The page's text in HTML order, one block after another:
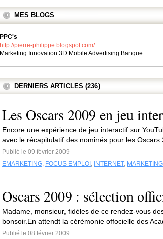
MES BLOGS
PPC's
http://pierre-philippe.blogspot.com/
Marketing Innovation 3D Mobile Advertising Banque
DERNIERS ARTICLES (236)
Les Oscars 2009 en jeu
Encore une expérience de jeu interactif sur
avec le récapitulatif des nominés pour les Oscars
Publié le 09 février 2009
EMARKETING, FOCUS EMPLOI , INTERNET,
Oscars 2009 : sélection
Madame, monsieur, fidèles de ce rendez-vous
bonsoir.En attendt la cérémonie offocielle des
Publié le 08 février 2009